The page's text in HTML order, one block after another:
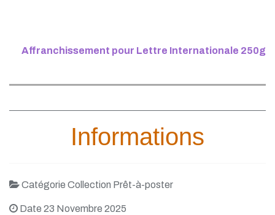
Affranchissement pour Lettre Internationale 250g
Informations
Catégorie Collection Prêt-à-poster
Date 23 Novembre 2025